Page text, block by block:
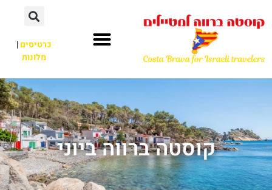
כרטיסים|
מלונות
קוסטה ברווה ביוני